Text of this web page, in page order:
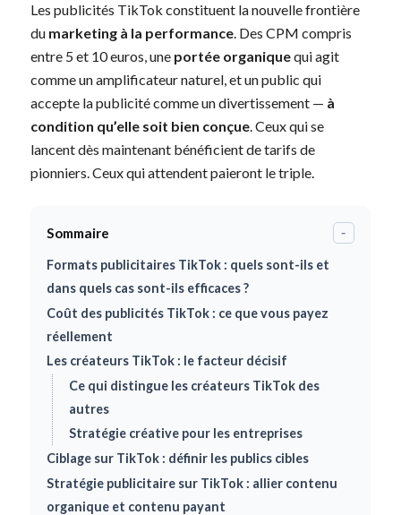
Les publicités TikTok constituent la nouvelle frontière
du marketing à la performance. Des CPM compris
entre 5 et 10 euros, une portée organiquequi agit
comme un amplificateur naturel, et un public qui
accepte la publicité comme un divertissement — à
condition qu’elle soit bien conçue. Ceux qui se
lancent dès maintenant bénéficient de tarifs de
pionniers. Ceux qui attendent paieront le triple.
Sommaire -
Formats publicitaires TikTok : quels sont-ils et
dans quels cas sont-ils efficaces ?
Coût des publicités TikTok : ce que vous payez
réellement
Les créateurs TikTok : le facteur décisif
Ce qui distingue les créateurs TikTok des
autres
Stratégie créative pour les entreprises
Ciblage sur TikTok : définir les publics cibles
Stratégie publicitaire sur TikTok : allier contenu
organique et contenu payant